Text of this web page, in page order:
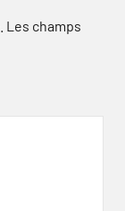
Les champs